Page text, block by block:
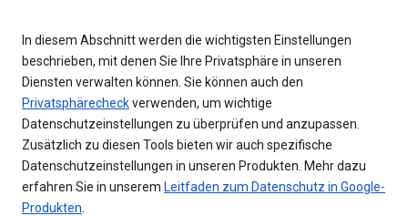
In diesem Abschnitt werden die wichtigsten Einstellungen
beschrieben, mit denen Sie Ihre Privatsphäre in unseren
Diensten verwalten können. Sie können auch den
Privatsphärecheckverwenden, um wichtige
Datenschutzeinstellungen zu überprüfen und anzupassen.
Zusätzlich zu diesen Tools bieten wir auch spezifische
Datenschutzeinstellungen in unseren Produkten. Mehr dazu
erfahren Sie in unserem Leitfaden zum Datenschutz in Google-
Produkten